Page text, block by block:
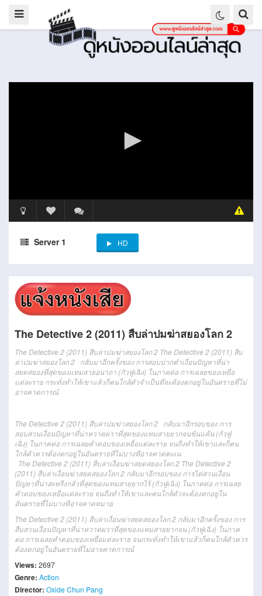
Server 1 HD
The Detective 2 (2011) สืบล่าปมฆ่าสยองโลก 2
The Detective 2 (2011) สืบล่าปมฆ่าสยองโลก 2 The Detective 2 (2011) สืบ
ล่าปมฆ่าสยองโลก 2 กลับมาอีกครั้งของ การสอบปากคำเงื่อนปัญหาที่่น่า
สยดสยองที่สุดของแทมสายอนาถา (กัวฟู่เฉิง) ในภาคต่อ การเฉลยของเหยื่อ
แต่ละราย กระทั่งทำให้เขาแล้วก็คนใกล้ตัวจำเป็นที่จะต้องตกอยู่ในอันตรายที่ไม่
อาจคาดการณ์
The Detective 2 (2011) สืบล่าปมฆ่าสยองโลก 2 กลับมาอีกรอบของ การ
สอบสวนเงื่อนปัญหาที่่น่าหวาดผวาที่สุดของแทมสายยากจนข้นแค้น (กัวฟู่
เฉิง) ในภาคต่อ การเฉลยคำตอบของเหยื่อแต่ละราย จนถึงทำให้เขาและก็คน
ใกล้ตัวควรต้องตกอยู่ในอันตรายที่ไม่บางทีอาจคาดคะเน
The Detective 2 (2011) สืบล่าเงื่อนฆ่าสยดสยองโลก 2 The Detective 2
(2011) สืบล่าเงื่อนฆ่าสยดสยองโลก 2 กลับมาอีกรอบของ การไต่สวนเงื่อน
ปัญหาที่่น่าสะพรึงกลัวที่สุดของแทมสายยากไร้ (กัวฟู่เฉิง) ในภาคต่อ การเฉลย
คำตอบของเหยื่อแต่ละราย จนถึงทำให้เขาและคนใกล้ตัวจะต้องตกอยู่ใน
อันตรายที่ไม่บางทีอาจคาดหมาย
The Detective 2 (2011) สืบล่าเงื่อนฆ่าสยดสยองโลก 2 กลับมาอีกครั้งของ การ
สืบสวนเงื่อนปัญหาที่่น่าหวาดผวาที่สุดของแทมสายยากจน (กัวฟู่เฉิง) ในภาค
ต่อ การเฉลยคำตอบของเหยื่อแต่ละราย จนกระทั่งทำให้เขาแล้วก็คนใกล้ตัวควร
ต้องตกอยู่ในอันตรายที่ไม่อาจคาดการณ์
Views: 2697
Genre: Action
Director: Oxide Chun Pang